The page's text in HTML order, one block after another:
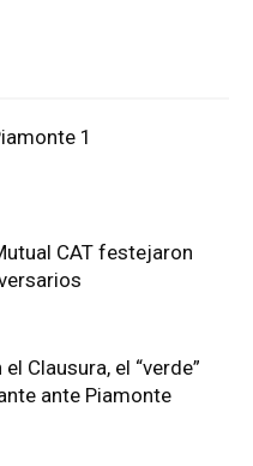
1
CAT festejaron
Clausura, el “verde”
ante Piamonte